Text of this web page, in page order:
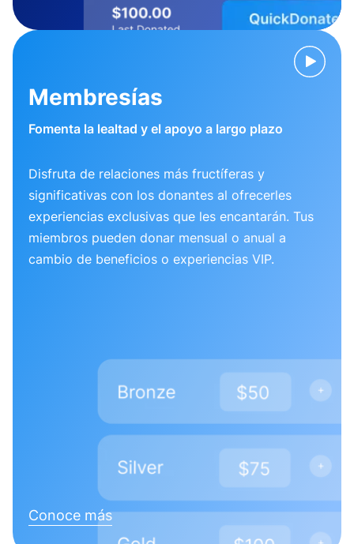
Membresías
Fomenta la lealtad y el apoyo a largo plazo
Disfruta de relaciones más fructíferas y
significativas con los donantes al ofrecerles
experiencias exclusivas que les encantarán. Tus
miembros pueden donar mensual o anual a
cambio de beneficios o experiencias VIP.
Conoce más